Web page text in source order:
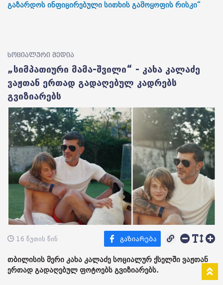
გაზარდოს ინფიცირებული სითხის გამოყოფის რისკი“
სოციალური მედია
„სიმპათიური მამა-შვილი“ - კახა კალაძე
ვაჟთან ერთად გადაღებულ კადრებს
გვიზიარებს
16 წუთის წინ
თბილისის მერი კახა კალაძე სოციალურ ქსელში ვაჟთან
ერთად გადაღებულ ფოტოებს გვიზიარებს.